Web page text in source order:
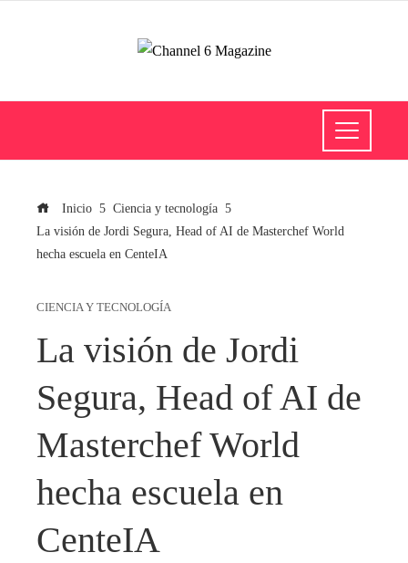
Inicio
Ciencia y tecnología
La visión de Jordi Segura, Head of AI de Masterchef World
hecha escuela en CenteIA
CIENCIA Y TECNOLOGÍA
La visión de Jordi
Segura, Head of AI de
Masterchef World
hecha escuela en
CenteIA